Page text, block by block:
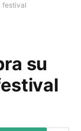
festival
su